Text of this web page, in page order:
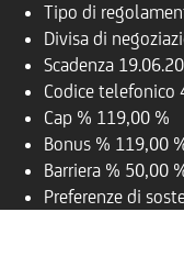
Tipo di
Divisa di
Scadenza
Codice telefonico
Cap % 119,00 %
Bonus % 119,00
Barriera % 50,00
Preferenze di